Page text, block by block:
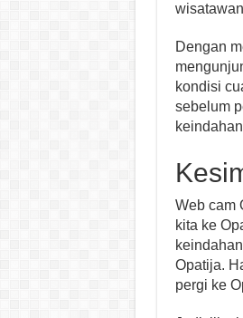
Dengan
kondisi
sebelum
Web cam
kita ke
Opatija.
pergi ke